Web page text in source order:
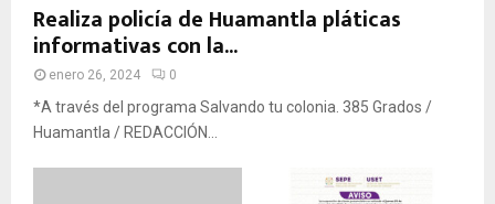
Realiza policía de Huamantla pláticas
informativas con la...
enero 26, 2024 0
*A través del programa Salvando tu colonia. 385 Grados /
Huamantla / REDACCIÓN...